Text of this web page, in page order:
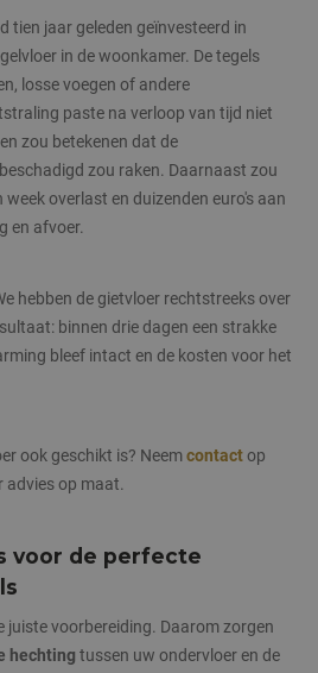
tien jaar geleden geïnvesteerd in
in de woonkamer. De tegels
losse voegen of andere
paste na verloop van tijd niet
zou betekenen dat de
zou raken. Daarnaast zou
overlast en duizenden euro's aan
en afvoer.
hebben de gietvloer rechtstreeks over
binnen drie dagen een strakke
bleef intact en de kosten voor het
ook geschikt is? Neemcontactop
advies op maat.
voor de perfecte
juiste voorbereiding. Daarom zorgen
hechting tussen uw ondervloer en de